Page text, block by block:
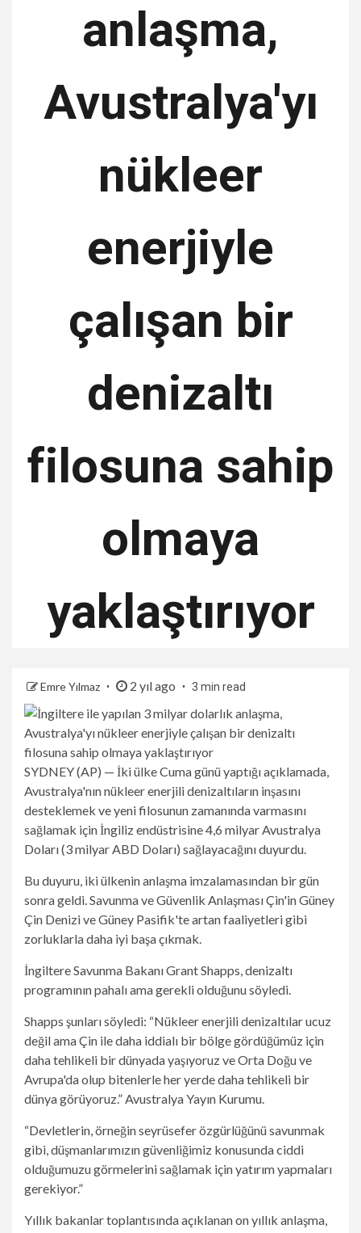
anlaşma,
Avustralya'yı
nükleer
enerjiyle
çalışan bir
denizaltı
filosuna sahip
olmaya
yaklaştırıyor
Emre Yılmaz 2 yıl ago 3 min read
SYDNEY (AP) — İki ülke Cuma günü yaptığı açıklamada,
Avustralya'nın nükleer enerjili denizaltıların inşasını
desteklemek ve yeni filosunun zamanında varmasını
sağlamak için İngiliz endüstrisine 4,6 milyar Avustralya
Doları (3 milyar ABD Doları) sağlayacağını duyurdu.
Bu duyuru, iki ülkenin anlaşma imzalamasından bir gün
sonra geldi.Savunma ve Güvenlik AnlaşmasıÇin'in Güney
Çin Denizi ve Güney Pasifik'te artan faaliyetleri gibi
zorluklarla daha iyi başa çıkmak.
İngiltere Savunma Bakanı Grant Shapps, denizaltı
programının pahalı ama gerekli olduğunu söyledi.
Shapps şunları söyledi: “Nükleer enerjili denizaltılar ucuz
değil ama Çin ile daha iddialı bir bölge gördüğümüz için
daha tehlikeli bir dünyada yaşıyoruz ve Orta Doğu ve
Avrupa'da olup bitenlerle her yerde daha tehlikeli bir
dünya görüyoruz.” Avustralya Yayın Kurumu.
“Devletlerin, örneğin seyrüsefer özgürlüğünü savunmak
gibi, düşmanlarımızın güvenliğimiz konusunda ciddi
olduğumuzu görmelerini sağlamak için yatırım yapmaları
gerekiyor.”
Yıllık bakanlar toplantısında açıklanan on yıllık anlaşma,